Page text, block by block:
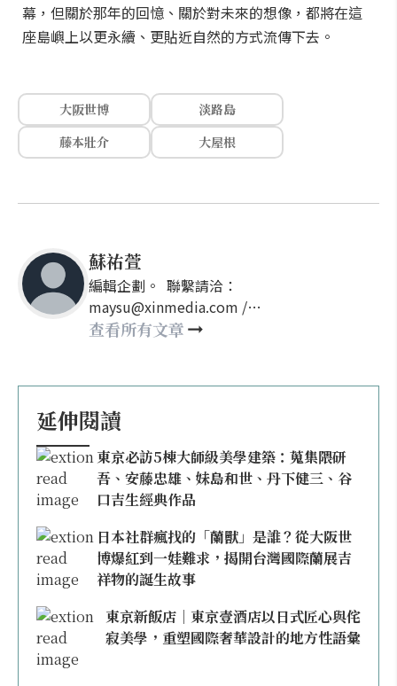
幕，但關於那年的回憶、關於對未來的想像，都將在這
座島嶼上以更永續、更貼近自然的方式流傳下去。
大阪世博
淡路島
藤本壯介
大屋根
蘇祐萱
編輯企劃。 聯繫請洽：
maysu@xinmedia.com /
may860527@gmail.com
查看所有文章
延伸閱讀
東京必訪5棟大師級美學建築：蒐集隈研
吾、安藤忠雄、妹島和世、丹下健三、谷
口吉生經典作品
日本社群瘋找的「蘭獸」是誰？從大阪世
博爆紅到一娃難求，揭開台灣國際蘭展吉
祥物的誕生故事
東京新飯店｜東京壹酒店以日式匠心與侘
寂美學，重塑國際奢華設計的地方性語彙